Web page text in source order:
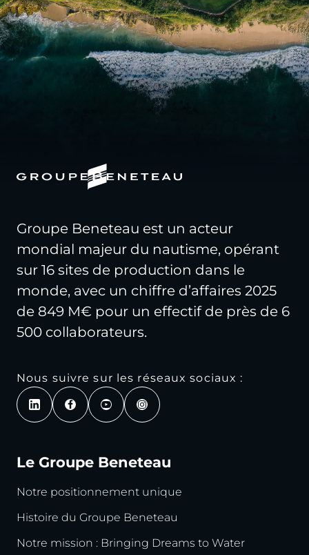
Groupe Beneteau est un acteur
mondial majeur du nautisme, opérant
sur 16 sites de production dans le
monde, avec un chiffre d’affaires 2025
de 849 M€ pour un effectif de près de 6
500 collaborateurs.
Nous suivre sur les réseaux sociaux :
Le Groupe Beneteau
Notre positionnement unique
Histoire du Groupe Beneteau
Notre mission : Bringing Dreams to Water